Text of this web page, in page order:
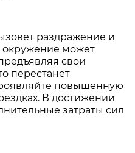
раздражение и
окружение может
свои
перестанет
повышенную
В достижении
затраты сил